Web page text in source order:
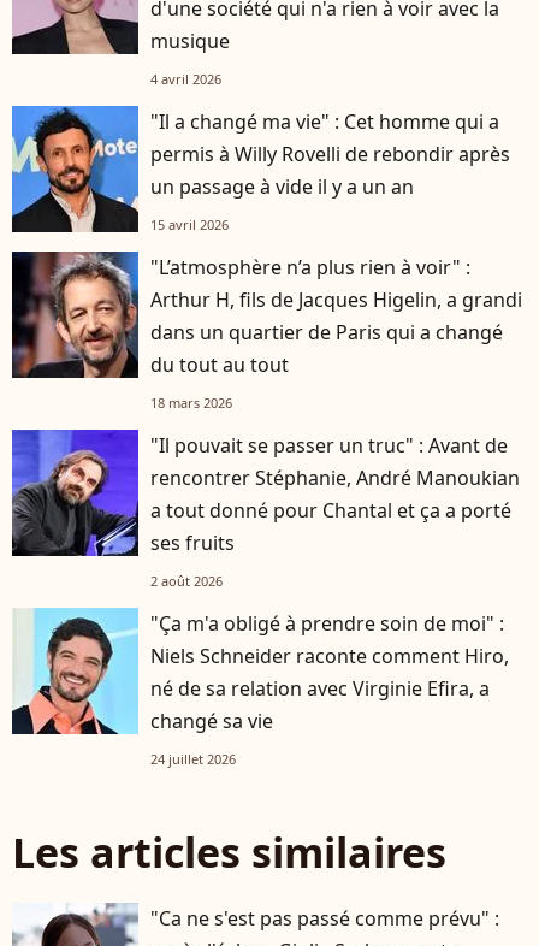
d'une société qui n'a rien à voir avec la
musique
4 avril 2026
"Il a changé ma vie" : Cet homme qui a
permis à Willy Rovelli de rebondir après
un passage à vide il y a un an
15 avril 2026
"L’atmosphère n’a plus rien à voir" :
Arthur H, fils de Jacques Higelin, a grandi
dans un quartier de Paris qui a changé
du tout au tout
18 mars 2026
"Il pouvait se passer un truc" : Avant de
rencontrer Stéphanie, André Manoukian
a tout donné pour Chantal et ça a porté
ses fruits
2 août 2026
"Ça m'a obligé à prendre soin de moi" :
Niels Schneider raconte comment Hiro,
né de sa relation avec Virginie Efira, a
changé sa vie
24 juillet 2026
Les articles similaires
"Ca ne s'est pas passé comme prévu" :